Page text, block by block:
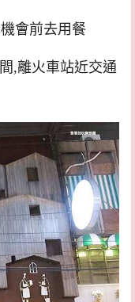
會前去用餐
,離火車站近交通